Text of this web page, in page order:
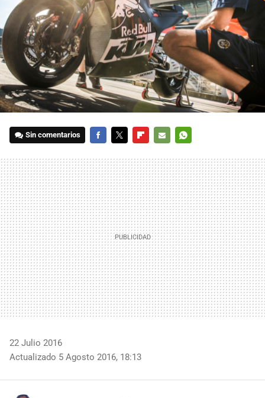
Sin comentarios
MAIL
22 Julio 2016
Actualizado 5 Agosto 2016, 18:13